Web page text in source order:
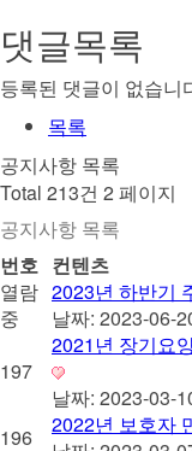
댓글목록
등록된 댓글이 없습니
목록
공지사항 목록
Total 213건 2 페이지
공지사항 목록
번호 컨텐츠
열람
중
2023년 하반기
날짜: 2023-06-
197
2021년 장기요
날짜: 2023-03-
196
2022년 보호자